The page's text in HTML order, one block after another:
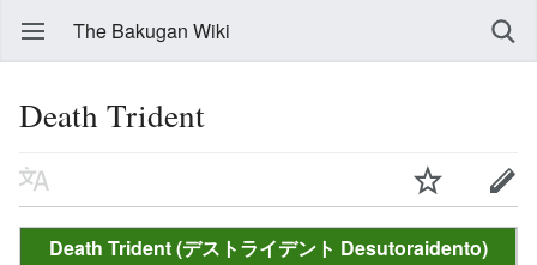
The Bakugan Wiki
Death Trident
Death Trident (デストライデント Desutoraidento)